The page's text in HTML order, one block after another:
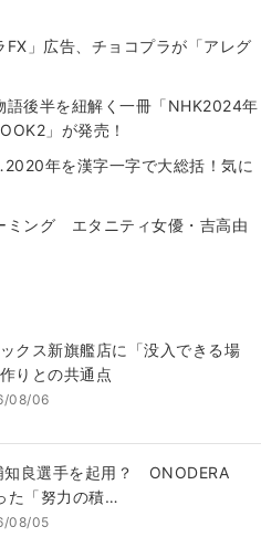
」広告、チョコプラが「アレグ
語後半を紐解く一冊「NHK2024年
」が発売！
年を漢字一字で大総括！気に
ング エタニティ女優・吉高由
クス新旗艦店に「没入できる場
りとの共通点
08/06
知良選手を起用？ ONODERA
た「努力の積…
08/05